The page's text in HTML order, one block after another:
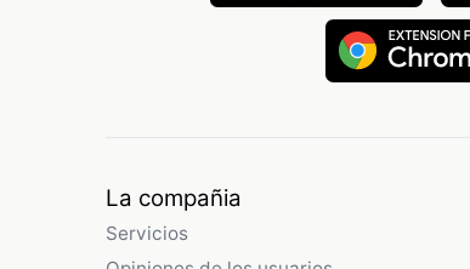
La compañia
Servicios